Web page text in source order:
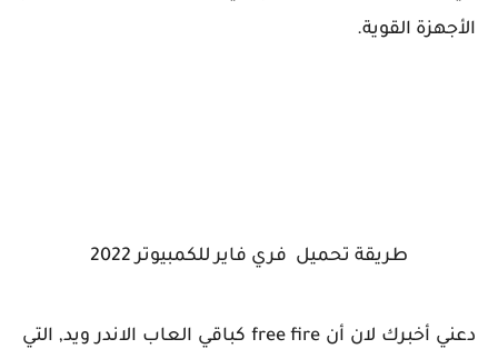
الأجهزة القوية.
طريقة تحميل فري فاير للكمبيوتر 2022
دعني أخبرك لان أن free fire كباقي العاب الاندر ويد, التي